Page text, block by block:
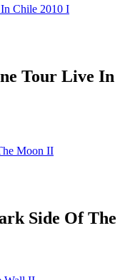
Tour Live In
Side Of The